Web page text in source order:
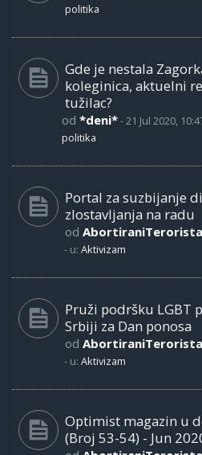
politika
Gde je nestala
koleginica, aktuelni
tužilac?
od *deni*-21 Jul 2020,
politika
Portal za suzbijanje
zlostavljanja na radu
od AbortiraniTerorista
- u: Aktivizam
Pruži podršku LGBT
Srbiji za Dan ponosa
od AbortiraniTerorista
- u: Aktivizam
Optimist magazin u
(Broj 53-54) - Jun